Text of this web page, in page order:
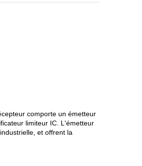
comporte un émetteur
limiteur IC. L'émetteur
et offrent la